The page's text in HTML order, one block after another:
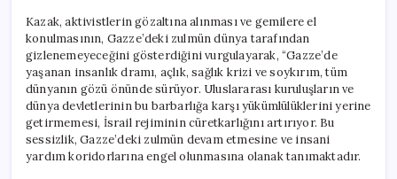
Kazak, aktivistlerin gözaltına alınması ve gemilere el
konulmasının, Gazze’deki zulmün dünya tarafından
gizlenemeyeceğini gösterdiğini vurgulayarak, “Gazze’de
yaşanan insanlık dramı, açlık, sağlık krizi ve soykırım, tüm
dünyanın gözü önünde sürüyor. Uluslararası kuruluşların ve
dünya devletlerinin bu barbarlığa karşı yükümlülüklerini yerine
getirmemesi, İsrail rejiminin cüretkarlığını artırıyor. Bu
sessizlik, Gazze’deki zulmün devam etmesine ve insani
yardım koridorlarına engel olunmasına olanak tanımaktadır.